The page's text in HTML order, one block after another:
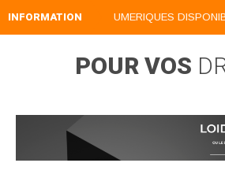
INFORMATION
NOS LIVRES NUMERIQUES
POUR VOS